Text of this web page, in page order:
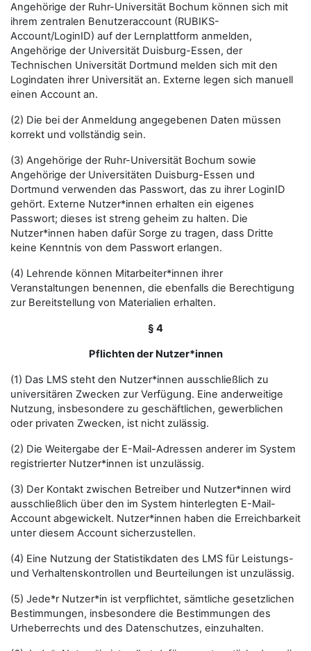
Angehörige der Ruhr-Universität Bochum können sich mit
ihrem zentralen Benutzeraccount (RUBIKS-
Account/LoginID) auf der Lernplattform anmelden,
Angehörige der Universität Duisburg-Essen, der
Technischen Universität Dortmund melden sich mit den
Logindaten ihrer Universität an. Externe legen sich manuell
einen Account an.
(2) Die bei der Anmeldung angegebenen Daten müssen
korrekt und vollständig sein.
(3) Angehörige der Ruhr-Universität Bochum sowie
Angehörige der Universitäten Duisburg-Essen und
Dortmund verwenden das Passwort, das zu ihrer LoginID
gehört. Externe Nutzer*innen erhalten ein eigenes
Passwort; dieses ist streng geheim zu halten. Die
Nutzer*innen haben dafür Sorge zu tragen, dass Dritte
keine Kenntnis von dem Passwort erlangen.
(4) Lehrende können Mitarbeiter*innen ihrer
Veranstaltungen benennen, die ebenfalls die Berechtigung
zur Bereitstellung von Materialien erhalten.
§ 4
Pflichten der Nutzer*innen
(1) Das LMS steht den Nutzer*innen ausschließlich zu
universitären Zwecken zur Verfügung. Eine anderweitige
Nutzung, insbesondere zu geschäftlichen, gewerblichen
oder privaten Zwecken, ist nicht zulässig.
(2) Die Weitergabe der E-Mail-Adressen anderer im System
registrierter Nutzer*innen ist unzulässig.
(3) Der Kontakt zwischen Betreiber und Nutzer*innen wird
ausschließlich über den im System hinterlegten E-Mail-
Account abgewickelt. Nutzer*innen haben die Erreichbarkeit
unter diesem Account sicherzustellen.
(4) Eine Nutzung der Statistikdaten des LMS für Leistungs-
und Verhaltenskontrollen und Beurteilungen ist unzulässig.
(5) Jede*r Nutzer*in ist verpflichtet, sämtliche gesetzlichen
Bestimmungen, insbesondere die Bestimmungen des
Urheberrechts und des Datenschutzes, einzuhalten.